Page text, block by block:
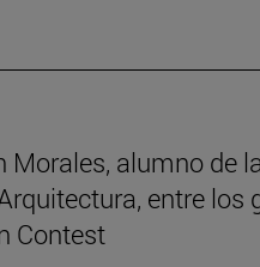
Morales, alumno de
entre los
Contest